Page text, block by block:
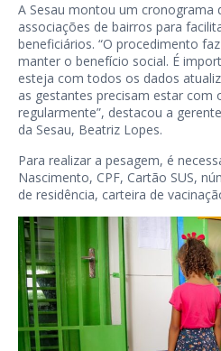
A Sesau montou um cronograma
associações de bairros para
beneficiários. “O procedimento
manter o benefício social. É
esteja com todos os dados
as gestantes precisam estar com
regularmente”, destacou a
da Sesau, Beatriz Lopes.
Para realizar a pesagem, é
Nascimento, CPF, Cartão SUS,
de residência, carteira de